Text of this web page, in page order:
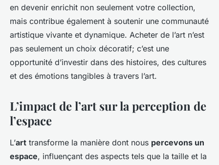
en devenir enrichit non seulement votre collection,
mais contribue également à soutenir une communauté
artistique vivante et dynamique. Acheter de l’art n’est
pas seulement un choix décoratif; c’est une
opportunité d’investir dans des histoires, des cultures
et des émotions tangibles à travers l’art.
L’impact de l’art sur la perception de
l’espace
L’art transforme la manière dont nous percevons un
espace, influençant des aspects tels que la taille et la